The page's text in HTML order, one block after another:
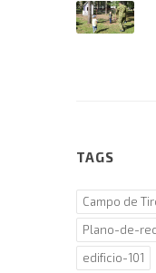
TAGS
Campo de
Plano-de-
edificio-101